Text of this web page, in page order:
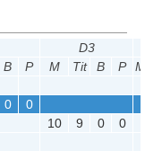
D3
B P M Tit B P
M
0
0
10 9 0
0